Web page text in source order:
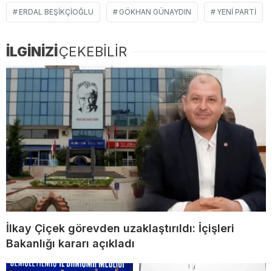
ERDAL BEŞIKÇIOĞLU GÖKHAN GÜNAYDIN YENİ PARTI
İLGİNİZİÇEKEBİLİR
İlkay Çiçek görevden uzaklaştırıldı: İçişleri
Bakanlığı kararı açıkladı